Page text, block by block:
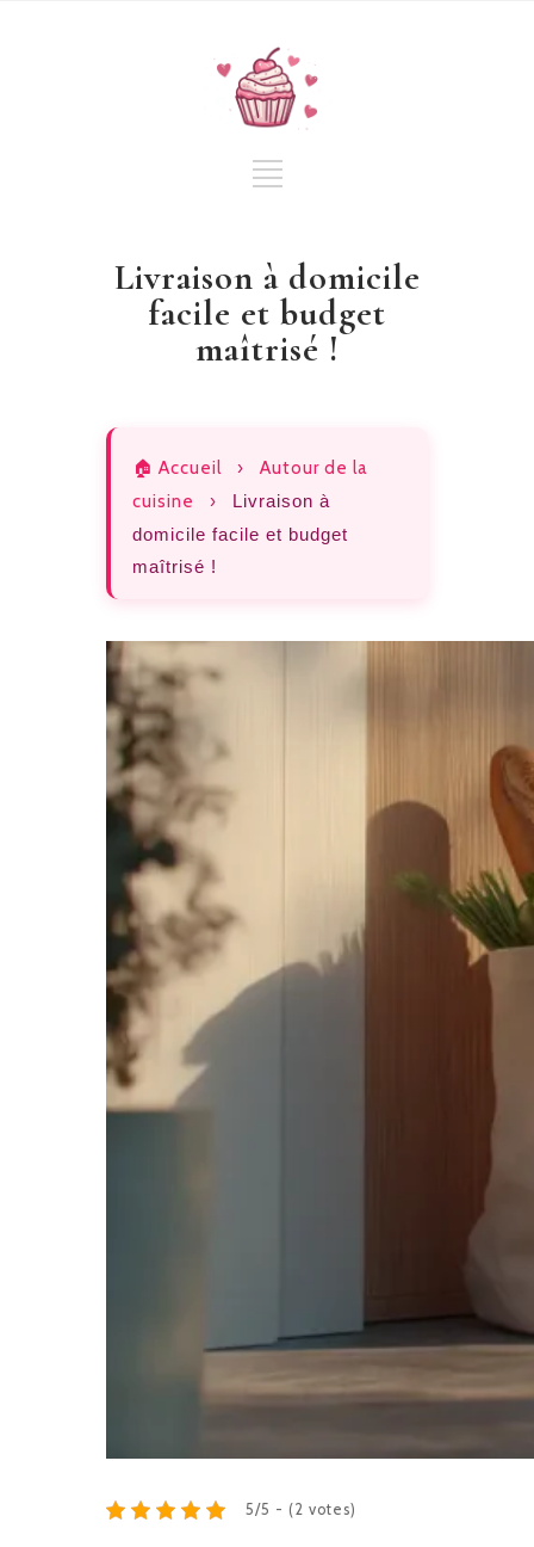
Livraison à domicile
facile et budget
maîtrisé !
🏠 Accueil ›
Autour de la
cuisine
›
Livraison à
domicile facile et budget
maîtrisé !
5/5 - (2 votes)